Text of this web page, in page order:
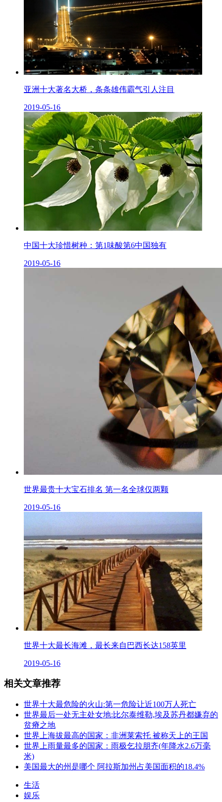
亚洲十大著名大桥，条条雄伟霸气引人注目
2019-05-16
中国十大珍惜树种：第1味酸第6中国独有
2019-05-16
世界最贵十大宝石排名 第一名全球仅两颗
2019-05-16
世界十大最长海滩，最长来自巴西长达158英里
2019-05-16
相关文章推荐
世界十大最危险的火山:第一危险让近100万人死亡
世界最后一处无主处女地:比尔泰维勒,埃及苏丹都嫌弃的
贫瘠之地
世界上海拔最高的国家：非洲莱索托 被称天上的王国
世界上雨量最多的国家：雨极乞拉朋齐(年降水2.6万毫
米)
美国最大的州是哪个 阿拉斯加州占美国面积的18.4%
生活
娱乐